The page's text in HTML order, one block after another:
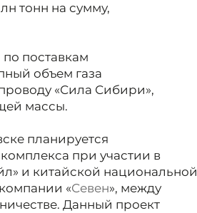
тонн на сумму,
поставкам
объем газа
«Сила Сибири»,
массы.
планируется
при участии в
и китайской национальной
«Севен», между
Данный проект